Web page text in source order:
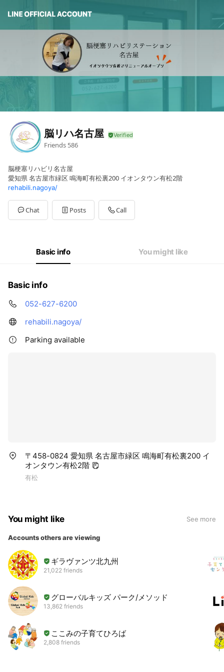
脳リハ名古屋
Friends 586
脳梗塞リハビリ名古屋
愛知県 名古屋市緑区 鳴海町有松裏200 イオンタウン有松2階
rehabili.nagoya/
Chat Posts Call
Basic info You might like
Basic info
052-627-6200
rehabili.nagoya/
Parking available
〒458-0824 愛知県 名古屋市緑区 鳴海町有松裏200 イ
オンタウン有松2階
有松
You might like See more
Accounts others are viewing
ギラヴァンツ北九州
21,022 friends
グローバルキッズ パーク/メソッド
13,862 friends
ここみの子育てひろば
2,808 friends